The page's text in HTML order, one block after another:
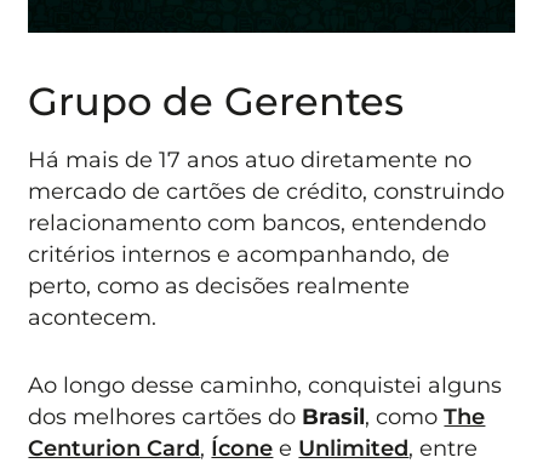
Grupo de Gerentes
Há mais de 17 anos atuo diretamente no
mercado de cartões de crédito, construindo
relacionamento com bancos, entendendo
critérios internos e acompanhando, de
perto, como as decisões realmente
acontecem.
Ao longo desse caminho, conquistei alguns
dos melhores cartões do Brasil, comoThe
Centurion Card, Ícone e Unlimited, entre